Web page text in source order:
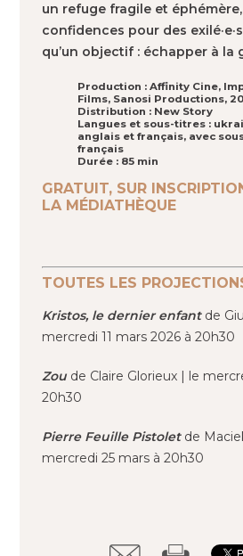
un refuge fragile et
confidences pour des
qu’un objectif : échapper à la
Production : Affinity Cine,
Films, Sanosi Productions,
Distribution : New Story
Langues et sous-titres :
anglais et français, avec
français
Durée : 85 min
GRATUIT, SUR
LA MÉDIATHÈQUE
TOUTES LES
Kristos, le dernier enfantde
mercredi 11 mars 2026 à 20h30
Zou de Claire Glorieux | le
20h30
Pierre Feuille Pistolet de
mercredi 25 mars à 20h30